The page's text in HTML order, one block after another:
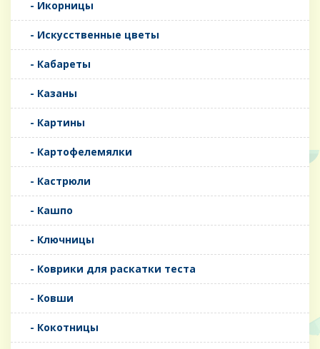
- Икорницы
- Искусственные цветы
- Кабареты
- Казаны
- Картины
- Картофелемялки
- Кастрюли
- Кашпо
- Ключницы
- Коврики для раскатки теста
- Ковши
- Кокотницы